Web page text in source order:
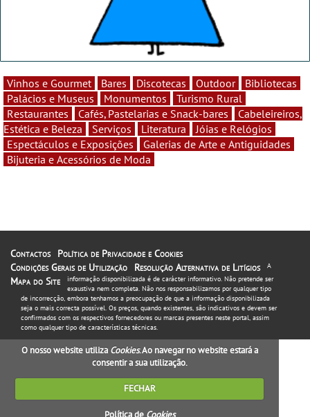
Vinhos e Gourmet Bares Discotecas Outdoor
Bibliotecas
Palácios e Museus
Monumentos
Turismo Rural
Restaurantes
Cafés, Pastelarias e Snack-bares
Cabeleireiros,
Estética e Beleza
Serviços Literatura
Jóias e Relógios
Espectáculos e Exposições
Galerias de Arte e Antiguidades
Bijuteria e Acessórios de Moda
Contactos
Política de Privacidade e Cookies
Condições Gerais de Utilização
Resolução Alternativa de Litígios
Mapa do Site
A
informação disponibilizada é de carácter informativo. Não pretende ser
exaustiva nem completa. Não nos responsabilizamos por qualquer tipo
de incorrecção, embora tenhamos a preocupação de que a informação disponibilizada
seja o mais correcta possível. Os preços, quando existentes, são indicativos e devem ser
confirmados com os respectivos fornecedores ou marcas presentes neste portal, assim
como qualquer tipo de características técnicas.
O nosso website utiliza Cookies. Ao navegar no website estará a
consentir a sua utilização.
FECHAR
Política de Cookies